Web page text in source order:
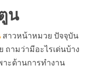
น
สาวหน้าหมวย ปัจจุบัน
ามว่ามีอะไรเด่นบ้าง
าะด้านการทำงาน